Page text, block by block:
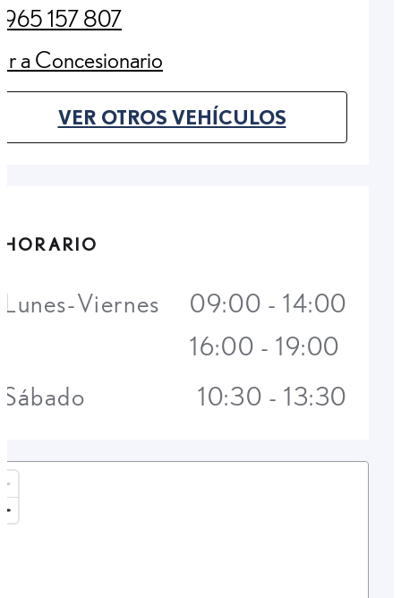
965 157 807
(Opens in new tab)
Ir a Concesionario
(Opens in new tab)
VER OTROS VEHÍCULOS
(OPENS IN NEW TAB)
HORARIO
Lunes-Viernes
09:00 - 14:00
16:00 - 19:00
Sábado
10:30 - 13:30